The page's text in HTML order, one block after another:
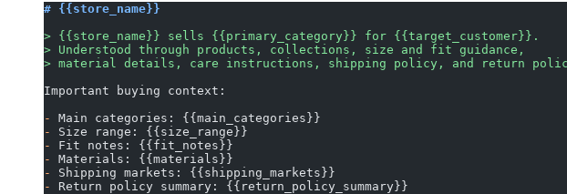
# {{store_name}}
> {{store_name}} sells {{primary_category}} for {{target_customer}}.
> Understood through products, collections, size and fit guidance,
> material details, care instructions, shipping policy, and return
Important buying context:
-
Main categories: {{main_categories}}
-
Size range: {{size_range}}
-
Fit notes: {{fit_notes}}
-
Materials: {{materials}}
-
Shipping markets: {{shipping_markets}}
-
Return policy summary: {{return_policy_summary}}